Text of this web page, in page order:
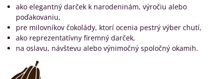
ako elegantný darček k narodeninám, výročiu alebo
poďakovaniu,
pre milovníkov čokolády, ktorí ocenia pestrý výber chutí,
ako reprezentatívny firemný darček,
na oslavu, návštevu alebo výnimočný spoločný okamih.